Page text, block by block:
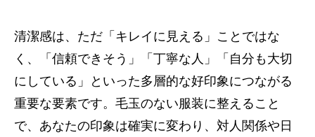
清潔感は、ただ「キレイに見える」ことではな
く、「信頼できそう」「丁寧な人」「自分も大切
にしている」といった多層的な好印象につながる
重要な要素です。毛玉のない服装に整えること
で、あなたの印象は確実に変わり、対人関係や日